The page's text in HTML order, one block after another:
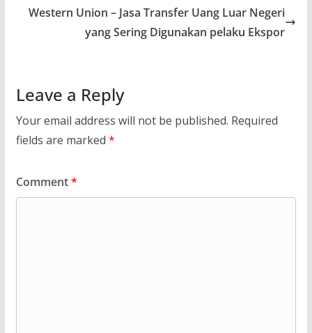
Western Union – Jasa Transfer Uang Luar Negeri
yang Sering Digunakan pelaku Ekspor
Leave a Reply
Your email address will not be published. Required
fields are marked *
Comment*